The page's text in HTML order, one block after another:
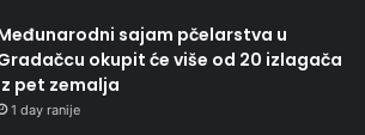
sajam pčelarstva u
okupit će više od 20 izlagača
pet zemalja
1 day ranije